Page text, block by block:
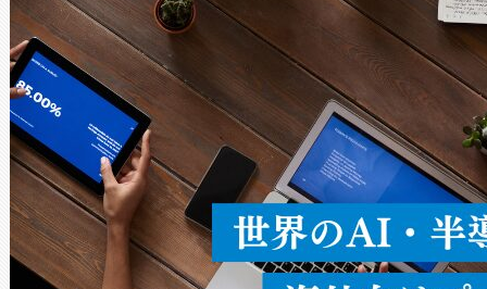
× 80°のノーマルモード、長
ードを切り替えて使用するこ
ることなく、単一のデバイス
うにします。遠距離まで届く
密度なスキャ […]